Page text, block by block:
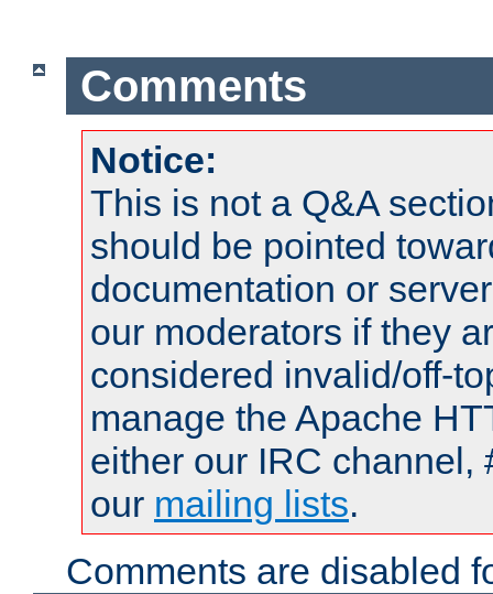
Comments
Notice:
This is not a Q&A
should be pointed
documentation or
our moderators if they
considered invalid/off-
manage the Apache
either our IRC channel,
our mailing lists.
Comments are disabled